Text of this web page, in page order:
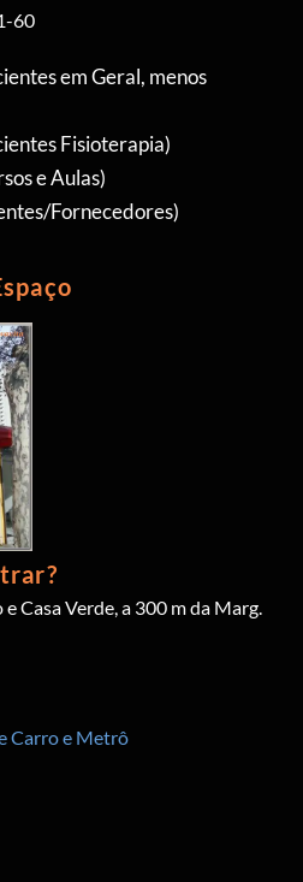
60
em Geral, menos
Fisioterapia)
e Aulas)
Fornecedores)
Casa Verde, a 300 m da Marg.
Carro e Metrô